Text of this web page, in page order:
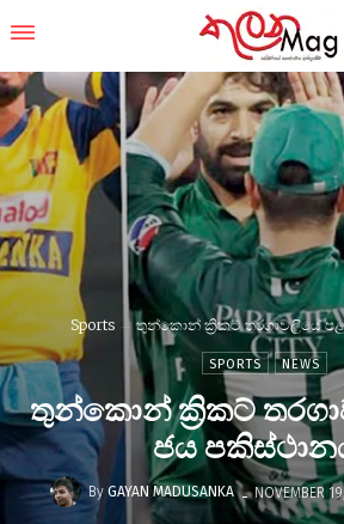
Sports තුන්කොන් ක්‍රිකට් තරගාවලියේ
SPORTS NEWS
තුන්කොන් ක්‍රිකට්
ජය
By GAYAN MADUSANKA - NOVEMBER